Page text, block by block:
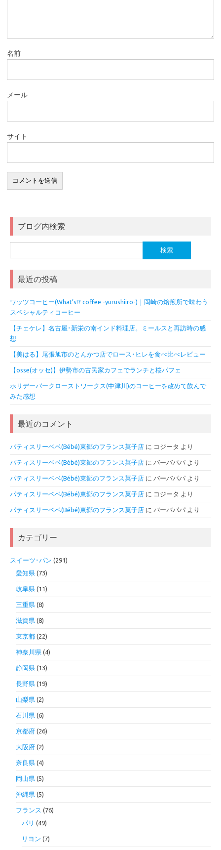
名前
メール
サイト
ブログ内検索
索:
最近の投稿
ワッツコーヒー(What’s!? coffee -yurushiiro-)｜岡崎の焙煎所で味わう
スペシャルティコーヒー
【チェケレ】名古屋･新栄の南インド料理店。ミールスと再訪時の感
想
【美はる】尾張旭市のとんかつ店でロース･ヒレを食べ比べレビュー
【osse(オッセ)】伊勢市の古民家カフェでランチと桜パフェ
ホリデーパークローストワークス(中津川)のコーヒーを改めて飲んで
みた感想
最近のコメント
パティスリーベベ(Bébé)東郷のフランス菓子店 に コジータ より
パティスリーベベ(Bébé)東郷のフランス菓子店 に バーバパパ より
パティスリーベベ(Bébé)東郷のフランス菓子店 に バーバパパ より
パティスリーベベ(Bébé)東郷のフランス菓子店 に コジータ より
パティスリーベベ(Bébé)東郷のフランス菓子店 に バーバパパ より
カテゴリー
スイーツ･パン (291)
愛知県 (73)
岐阜県 (11)
三重県 (8)
滋賀県 (8)
東京都 (22)
神奈川県 (4)
静岡県 (13)
長野県 (19)
山梨県 (2)
石川県 (6)
京都府 (26)
大阪府 (2)
奈良県 (4)
岡山県 (5)
沖縄県 (5)
フランス (76)
パリ (49)
リヨン (7)